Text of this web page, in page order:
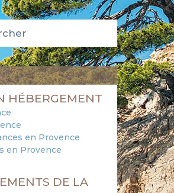
HÉBERGEMENT
en Provence
en Provence
DE LA